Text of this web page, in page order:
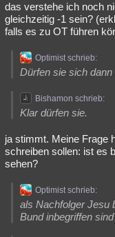
das verstehe ich noch
gleichzeitig -1 sein?
falls es zu OT führen
Optimist schrieb:
Dürfen sie sich
Bishamon schrieb:
Klar dürfen sie.
ja stimmt. Meine Frage
schreiben sollen: ist es
sehen?
Optimist schrieb:
als Nachfolger Jesu
Bund inbegriffen